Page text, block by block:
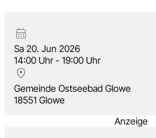
Sa 20. Jun 2026
14:00 Uhr - 19:00 Uhr
Gemeinde Ostseebad Glowe
18551 Glowe
Anzeige